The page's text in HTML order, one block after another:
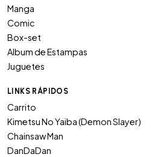
Manga
Comic
Box-set
Album de Estampas
Juguetes
LINKS RÁPIDOS
Carrito
Kimetsu No Yaiba (Demon Slayer)
Chainsaw Man
DanDaDan